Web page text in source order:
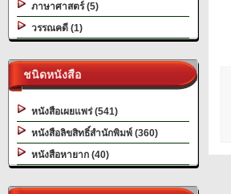
ภาษาศาสตร์ (5)
วรรณคดี (1)
ชนิดหนังสือ
หนังสือเผยแพร่ (541)
หนังสือลิขสิทธิ์สำนักพิมพ์ (360)
หนังสือหายาก (40)